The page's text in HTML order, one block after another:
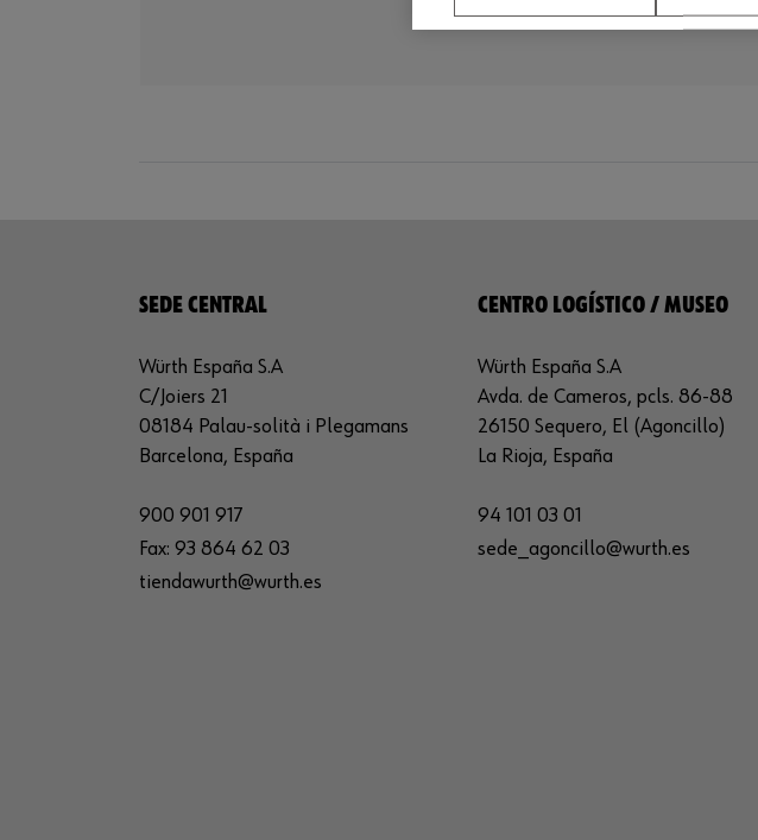
SEDE CENTRAL
Würth España S.A
C/Joiers 21
08184 Palau-solità i Plegamans
Barcelona, España
900 901 917
Fax: 93 864 62 03
tiendawurth@wurth.es
CENTRO LOGÍSTICO / MUSEO
Würth España S.A
Avda. de Cameros, pcls. 86-88
26150 Sequero, El (Agoncillo)
La Rioja, España
94 101 03 01
sede_agoncillo@wurth.es